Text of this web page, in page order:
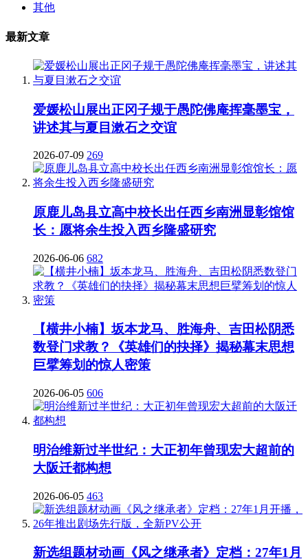
其他
最新文章
爱媛松山展出正冈子规于愚陀佛庵挥毫墨宝，
讲述其与夏目漱石之交谊
2026-07-09 269
原鹿儿岛县立高中校长出任西乡南洲显彰馆馆
长：愿将余生投入西乡隆盛研究
2026-06-06 682
【横井小楠】坂本龙马、胜海舟、吉田松阴悉
数登门求教？《英雄们的抉择》揭秘幕末思想
巨擘筹划的惊人密策
2026-06-05 606
明治维新过半世纪：大正初年曾现宏大超前的
大阪迁都构想
2026-06-05 463
新选组题材动画《风之继承者》定档：27年1月